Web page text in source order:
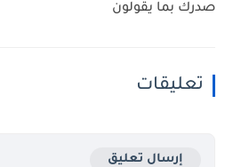
صدرك بما يقولون
تعليقات
إرسال تعليق